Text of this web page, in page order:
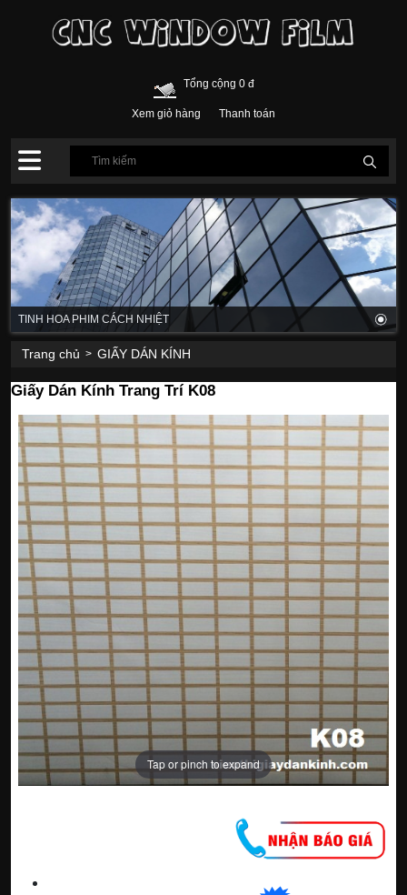
Tổng cộng 0 đ
Xem giỏ hàng Thanh toán
TINH HOA PHIM CÁCH NHIỆT
Trang chủ > GIẤY DÁN KÍNH
Giấy Dán Kính Trang Trí K08
Tap or pinch to expand